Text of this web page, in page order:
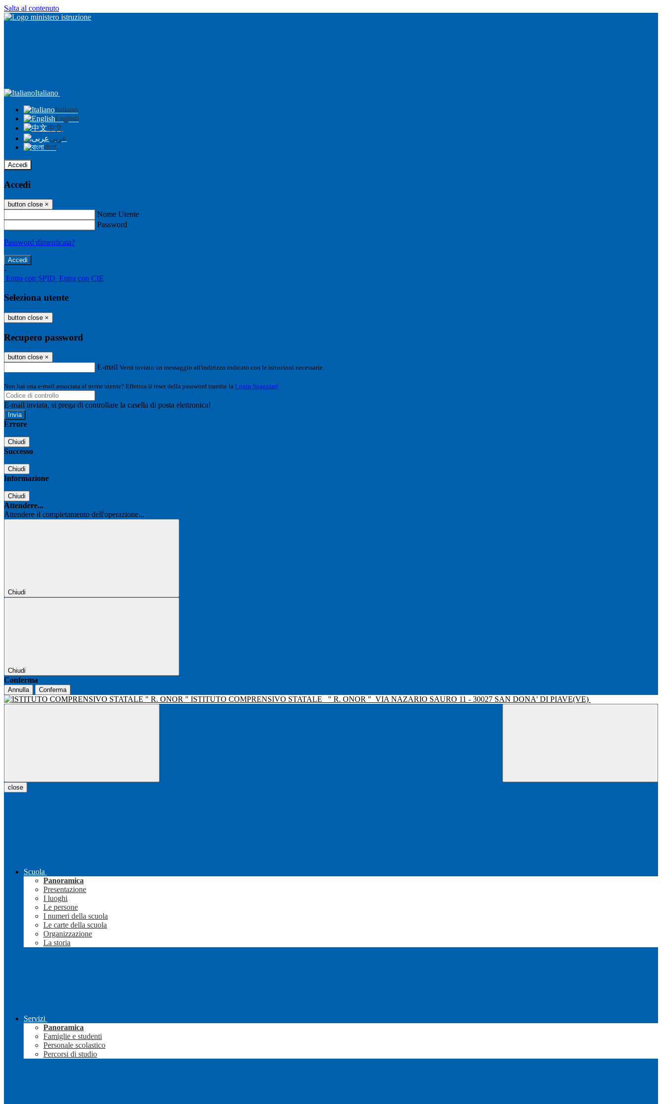
Salta al contenuto
Italiano
Italiano
English
中文
عربى
বাংলা
Accedi
Accedi
button close ×
Nome Utente
Password
Password dimenticata?
-
Entra con SPID Entra con CIE
Seleziona utente
button close ×
Recupero password
button close ×
E-mail Verrà inviato un messaggio all'indirizzo indicato con le istruzioni necessarie.
Non hai una e-mail associata al nome utente? Effettua il reset della password tramite la Login Spaggiari
E-mail inviata, si prega di controllare la casella di posta elettronica!
Errore
Chiudi
Successo
Chiudi
Informazione
Chiudi
Attendere...
Attendere il completamento dell'operazione...
Chiudi
Chiudi
Conferma
Annulla Conferma
ISTITUTO COMPRENSIVO STATALE " R. ONOR " VIA NAZARIO SAURO 11 - 30027 SAN DONA' DI PIAVE(VE)
close
Scuola
Panoramica
Presentazione
I luoghi
Le persone
I numeri della scuola
Le carte della scuola
Organizzazione
La storia
Servizi
Panoramica
Famiglie e studenti
Personale scolastico
Percorsi di studio